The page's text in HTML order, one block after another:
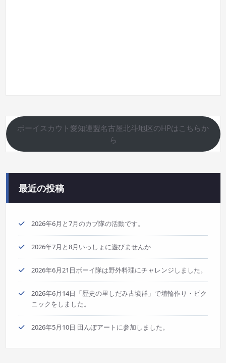
ボーイスカウト愛知連盟名古屋北斗地区のHPはこちらか
ら
最近の投稿
2026年6月と7月のカブ隊の活動です。
2026年7月と8月いっしょに遊びませんか
2026年6月21日ボーイ隊は野外料理にチャレンジしました。
2026年6月14日「歴史の里しだみ古墳群」で埴輪作り・ピク
ニックをしました。
2026年5月10日 田んぼアートに参加しました。